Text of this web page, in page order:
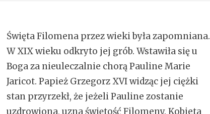
Święta Filomena przez wieki była zapomniana.
W XIX wieku odkryto jej grób. Wstawiła się u
Boga za nieuleczalnie chorą Pauline Marie
Jaricot. Papież Grzegorz XVI widząc jej ciężki
stan przyrzekł, że jeżeli Pauline zostanie
uzdrowiona, uzna świętość Filomeny. Kobieta